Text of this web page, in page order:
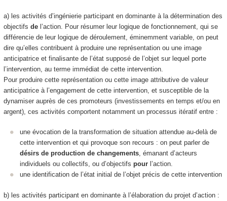
a) les activités d’ingénierie participant en dominante à la détermination des
objectifs del’action. Pour résumer leur logique de fonctionnement, qui se
différencie de leur logique de déroulement, éminemment variable, on peut
dire qu’elles contribuent à produire une représentation ou une image
anticipatrice et finalisante de l’état supposé de l’objet sur lequel porte
l’intervention, au terme immédiat de cette intervention.
Pour produire cette représentation ou cette image attributive de valeur
anticipatrice à l’engagement de cette intervention, et susceptible de la
dynamiser auprès de ces promoteurs (investissements en temps et/ou en
argent), ces activités comportent notamment un processus itératif entre :
une évocation de la transformation de situation attendue au-delà de
cette intervention et qui provoque son recours : on peut parler de
désirs de production de changements, émanant d’acteurs
individuels ou collectifs, ou d’objectifs pour l’action.
une identification de l’état initial de l’objet précis de cette intervention
b) les activités participant en dominante à l’élaboration du projet d’action: